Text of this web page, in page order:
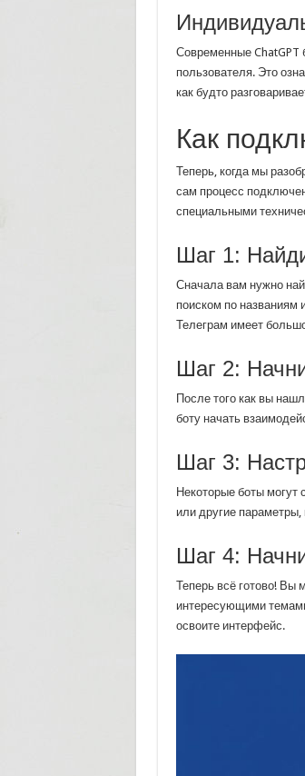
Современные ChatGPT
пользователя. Это
как будто
Как
Теперь, когда мы
сам процесс
специальными
Шаг 1:
Сначала вам нужно
поиском по
Телеграм имеет
Шаг 2:
После того как вы
боту начать
Шаг 3:
Некоторые боты могут
или другие
Шаг 4:
Теперь всё готово! Вы
интересующими
освоите интерфейс.